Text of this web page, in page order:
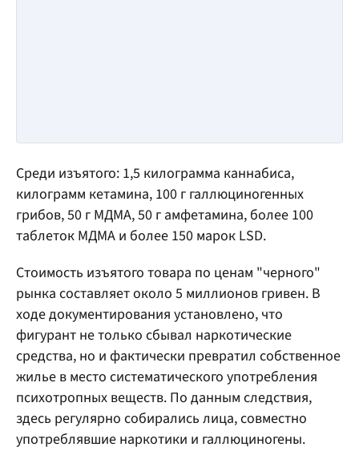
Среди изъятого: 1,5 килограмма каннабиса,
килограмм кетамина, 100 г галлюциногенных
грибов, 50 г МДМА, 50 г амфетамина, более 100
таблеток МДМА и более 150 марок LSD.
Стоимость изъятого товара по ценам "черного"
рынка составляет около 5 миллионов гривен. В
ходе документирования установлено, что
фигурант не только сбывал наркотические
средства, но и фактически превратил собственное
жилье в место систематического употребления
психотропных веществ. По данным следствия,
здесь регулярно собирались лица, совместно
употреблявшие наркотики и галлюциногены.